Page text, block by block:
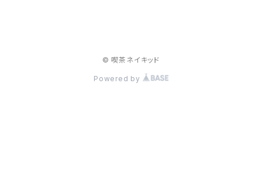
© 喫茶ネイキッド
Powered by